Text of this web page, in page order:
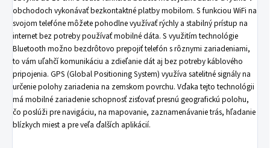
obchodoch vykonávať bezkontaktné platby mobilom. S funkciou WiFi na
svojom telefóne môžete pohodlne využívať rýchly a stabilný prístup na
internet bez potreby používať mobilné dáta. S využitím technológie
Bluetooth možno bezdrôtovo prepojiť telefón s rôznymi zariadeniami,
to vám uľahčí komunikáciu a zdieľanie dát aj bez potreby káblového
pripojenia. GPS (Global Positioning System) využíva satelitné signály na
určenie polohy zariadenia na zemskom povrchu. Vďaka tejto technológii
má mobilné zariadenie schopnosť zisťovať presnú geografickú polohu,
čo poslúži pre navigáciu, na mapovanie, zaznamenávanie trás, hľadanie
blízkych miest a pre veľa ďalších aplikácií.